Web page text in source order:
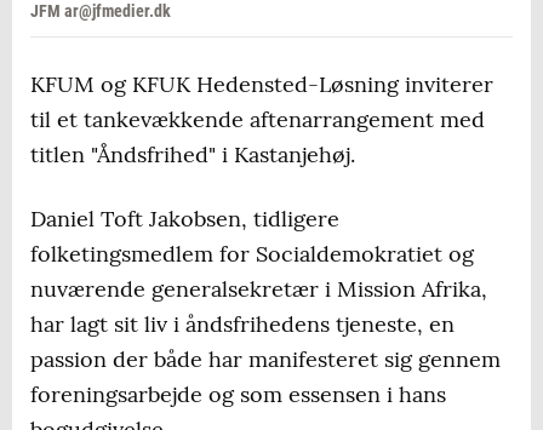
JFM ar@jfmedier.dk
KFUM og KFUK Hedensted-Løsning inviterer
til et tankevækkende aftenarrangement med
titlen "Åndsfrihed" i Kastanjehøj.
Daniel Toft Jakobsen, tidligere
folketingsmedlem for Socialdemokratiet og
nuværende generalsekretær i Mission Afrika,
har lagt sit liv i åndsfrihedens tjeneste, en
passion der både har manifesteret sig gennem
foreningsarbejde og som essensen i hans